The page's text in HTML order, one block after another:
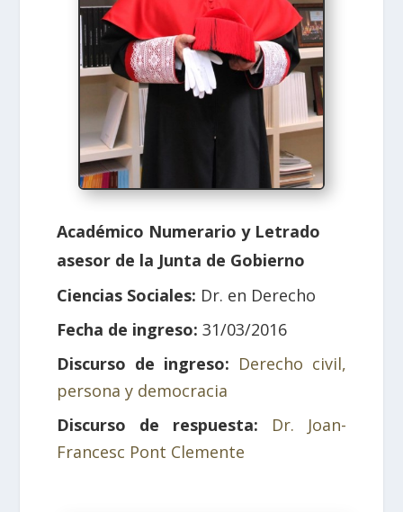
Académico Numerario y Letrado
asesor de la Junta de Gobierno
Ciencias Sociales: Dr. en Derecho
Fecha de ingreso: 31/03/2016
Discurso de ingreso: Derecho civil,
persona y democracia
Discurso de respuesta:
Dr. Joan-
Francesc Pont Clemente